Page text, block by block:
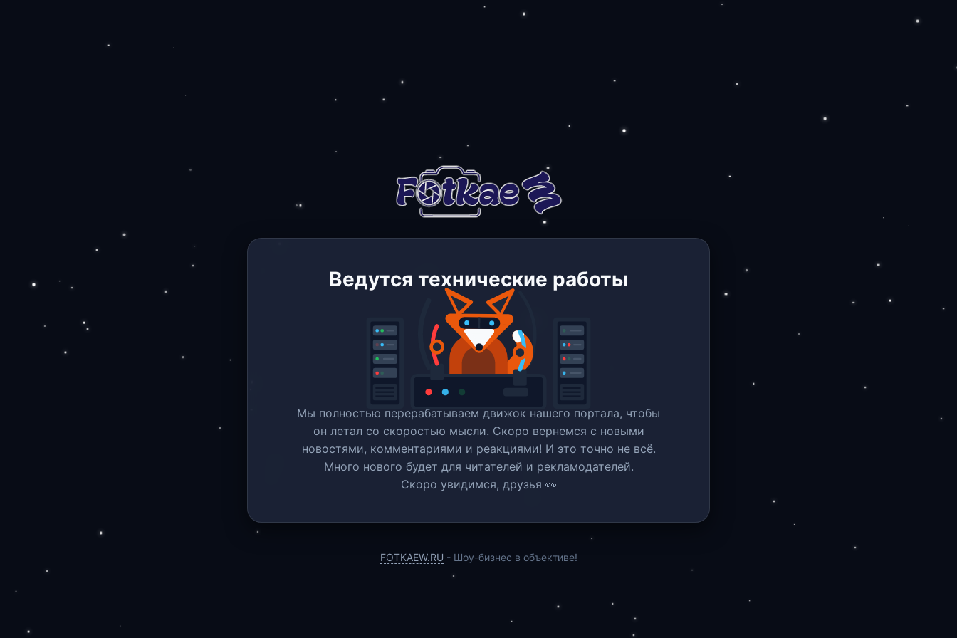
Ведутся технические работы
Мы полностью перерабатываем движок нашего портала, чтобы
он летал со скоростью мысли. Скоро вернемся c новыми
новостями, комментариями и реакциями! И это точно не всё.
Много нового будет для читателей и рекламодателей.
Скоро увидимся, друзья 👀
FOTKAEW.RU - Шоу-бизнес в объективе!